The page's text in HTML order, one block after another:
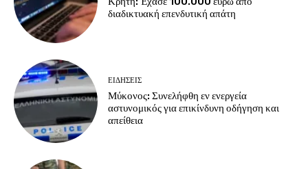
διαδικτυακή επενδυτική απάτη
ΕΙΔΗΣΕΙΣ
Μύκονος: Συνελήφθη εν ενεργεία
αστυνομικός για επικίνδυνη οδήγηση και
απείθεια